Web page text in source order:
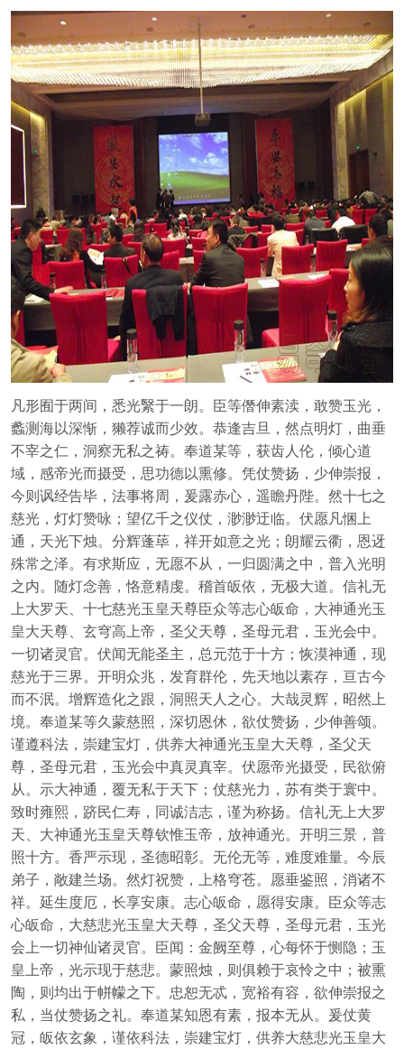
凡形囿于两间，悉光繄于一朗。臣等僭伸素渎，敢赞玉光，
蠡测海以深惭，獭荐诚而少效。恭逢吉旦，然点明灯，曲垂
不宰之仁，洞察无私之祷。奉道某等，获齿人伦，倾心道
域，感帝光而摄受，思功德以熏修。凭仗赞扬，少伸崇报，
今则讽经告毕，法事将周，爰露赤心，遥瞻丹陛。然十七之
慈光，灯灯赞咏；望亿千之仪仗，渺渺迂临。伏愿凡悃上
通，天光下烛。分辉蓬荜，祥开如意之光；朗耀云衢，恩迓
殊常之泽。有求斯应，无愿不从，一归圆满之中，普入光明
之内。随灯念善，恪意精虔。稽首皈依，无极大道。信礼无
上大罗天、十七慈光玉皇天尊臣众等志心皈命，大神通光玉
皇大天尊、玄穹高上帝，圣父天尊，圣母元君，玉光会中。
一切诸灵官。伏闻无能圣主，总元范于十方；恢漠神通，现
慈光于三界。开明众兆，发育群伦，先天地以素存，亘古今
而不泯。增辉造化之跟，洞照天人之心。大哉灵辉，昭然上
境。奉道某等久蒙慈照，深切恩休，欲仗赞扬，少伸善颂。
谨遵科法，崇建宝灯，供养大神通光玉皇大天尊，圣父天
尊，圣母元君，玉光会中真灵真宰。伏愿帝光摄受，民欲俯
从。示大神通，覆无私于天下；仗慈光力，苏有类于寰中。
致时雍熙，跻民仁寿，同诚洁志，谨为称扬。信礼无上大罗
天、大神通光玉皇天尊钦惟玉帝，放神通光。开明三景，普
照十方。香严示现，圣德昭彰。无伦无等，难度难量。今辰
弟子，敞建兰场。然灯祝赞，上格穹苍。愿垂鉴照，消诸不
祥。延生度厄，长享安康。志心皈命，愿得安康。臣众等志
心皈命，大慈悲光玉皇大天尊，圣父天尊，圣母元君，玉光
会上一切神仙诸灵官。臣闻：金阙至尊，心每怀于恻隐；玉
皇上帝，光示现于慈悲。蒙照烛，则俱赖于哀怜之中；被熏
陶，则均出于帡幪之下。忠恕无忒，宽裕有容，欲伸崇报之
私，当仗赞扬之礼。奉道某知恩有素，报本无从。爰仗黄
冠，皈依玄象，谨依科法，崇建宝灯，供养大慈悲光玉皇大